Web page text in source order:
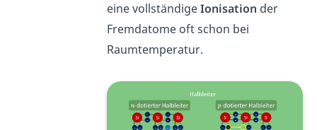
eine vollständigeIonisation der
Fremdatome oft schon bei
Raumtemperatur.